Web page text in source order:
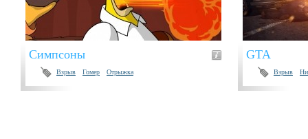
Симпсоны
Взрыв Гомер Отрыжка
GTA
Взрыв